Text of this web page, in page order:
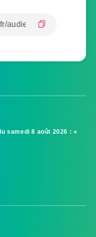
samedi 8 août 2026 : «